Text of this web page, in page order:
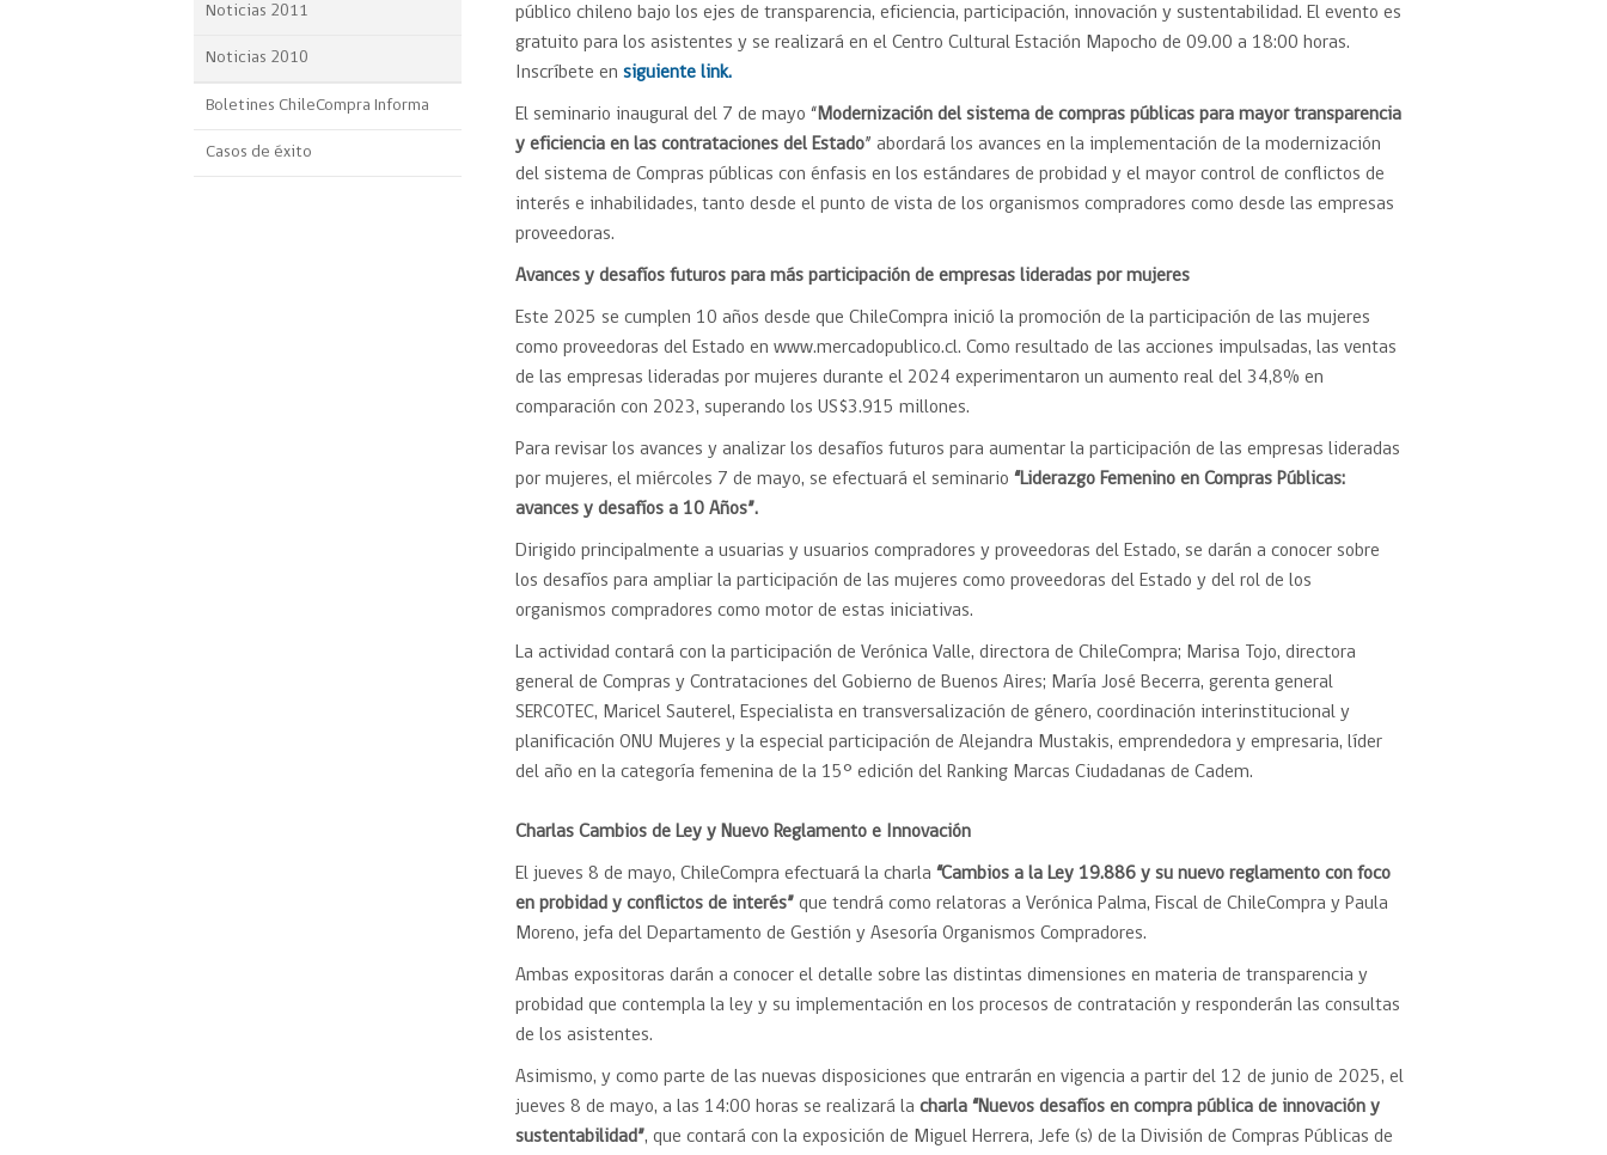
Noticias 2011
Noticias 2010
Boletines ChileCompra Informa
Casos de éxito
público chileno bajo los ejes de transparencia, eficiencia, participación, innovación y sustentabilidad. El evento es
gratuito para los asistentes y se realizará en el Centro Cultural Estación Mapocho de 09.00 a 18:00 horas.
Inscríbete en siguiente link.
El seminario inaugural del 7 de mayo “Modernización del sistema de compras públicas para mayor transparencia
y eficiencia en las contrataciones del Estado” abordará los avances en la implementación de la modernización
del sistema de Compras públicas con énfasis en los estándares de probidad y el mayor control de conflictos de
interés e inhabilidades, tanto desde el punto de vista de los organismos compradores como desde las empresas
proveedoras.
Avances y desafíos futuros para más participación de empresas lideradas por mujeres
Este 2025 se cumplen 10 años desde que ChileCompra inició la promoción de la participación de las mujeres
como proveedoras del Estado en www.mercadopublico.cl. Como resultado de las acciones impulsadas, las ventas
de las empresas lideradas por mujeres durante el 2024 experimentaron un aumento real del 34,8% en
comparación con 2023, superando los US$3.915 millones.
Para revisar los avances y analizar los desafíos futuros para aumentar la participación de las empresas lideradas
por mujeres, el miércoles 7 de mayo, se efectuará el seminario“Liderazgo Femenino en Compras Públicas:
avances y desafíos a 10 Años”.
Dirigido principalmente a usuarias y usuarios compradores y proveedoras del Estado, se darán a conocer sobre
los desafíos para ampliar la participación de las mujeres como proveedoras del Estado y del rol de los
organismos compradores como motor de estas iniciativas.
La actividad contará con la participación de Verónica Valle, directora de ChileCompra; Marisa Tojo, directora
general de Compras y Contrataciones del Gobierno de Buenos Aires; María José Becerra, gerenta general
SERCOTEC, Maricel Sauterel, Especialista en transversalización de género, coordinación interinstitucional y
planificación ONU Mujeres y la especial participación de Alejandra Mustakis, emprendedora y empresaria, líder
del año en la categoría femenina de la 15° edición del Ranking Marcas Ciudadanas de Cadem.
Charlas Cambios de Ley y Nuevo Reglamento e Innovación
El jueves 8 de mayo, ChileCompra efectuará la charla“Cambios a la Ley 19.886 y su nuevo reglamento con foco
en probidad y conflictos de interés”que tendrá como relatoras a Verónica Palma, Fiscal de ChileCompra y Paula
Moreno, jefa del Departamento de Gestión y Asesoría Organismos Compradores.
Ambas expositoras darán a conocer el detalle sobre las distintas dimensiones en materia de transparencia y
probidad que contempla la ley y su implementación en los procesos de contratación y responderán las consultas
de los asistentes.
Asimismo, y como parte de las nuevas disposiciones que entrarán en vigencia a partir del 12 de junio de 2025, el
jueves 8 de mayo, a las 14:00 horas se realizará lacharla “Nuevos desafíos en compra pública de innovación y
sustentabilidad”, que contará con la exposición de Miguel Herrera, Jefe (s) de la División de Compras Públicas de